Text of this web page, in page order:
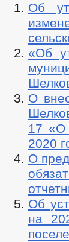
Об
«Об
О
17 «О
2020
О
Об
на